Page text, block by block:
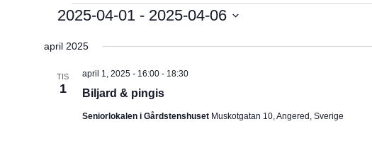
Evenemang
2025-04-01 - 2025-04-06
ä
april 2025
TIS
1 Biljard & pingis
april 1, 2025 - 16:00- 18:30
Seniorlokalen i Gårdstenshuset Muskotgatan 10, Angered, Sverige